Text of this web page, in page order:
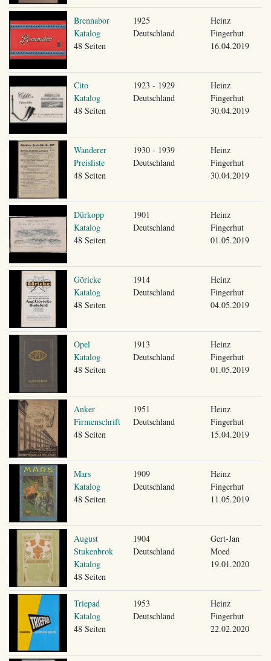
Brennabor
Katalog
48 Seiten
1925
Deutschland
Heinz
Fingerhut
16.04.2019
Cito
Katalog
48 Seiten
1923 - 1929
Deutschland
Heinz
Fingerhut
30.04.2019
Wanderer
Preisliste
48 Seiten
1930 - 1939
Deutschland
Heinz
Fingerhut
30.04.2019
Dürkopp
Katalog
48 Seiten
1901
Deutschland
Heinz
Fingerhut
01.05.2019
Göricke
Katalog
48 Seiten
1914
Deutschland
Heinz
Fingerhut
04.05.2019
Opel
Katalog
48 Seiten
1913
Deutschland
Heinz
Fingerhut
01.05.2019
Anker
Firmenschrift
48 Seiten
1951
Deutschland
Heinz
Fingerhut
15.04.2019
Mars
Katalog
48 Seiten
1909
Deutschland
Heinz
Fingerhut
11.05.2019
August
Stukenbrok
Katalog
48 Seiten
1904
Deutschland
Gert-Jan
Moed
19.01.2020
Triepad
Katalog
48 Seiten
1953
Deutschland
Heinz
Fingerhut
22.02.2020